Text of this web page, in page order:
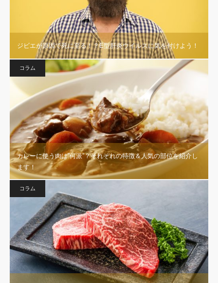
ジビエが原因で死に至る！？E型肝炎ウイルスに気を付けよう！
コラム
カレーに使う肉は”何派”？それぞれの特徴＆人気の部位を紹介し
ます！
コラム